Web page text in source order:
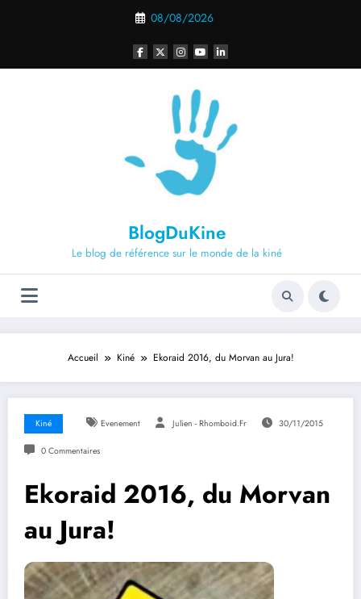
08/08/2026
BlogDuKine
Le blog de référence sur le monde de la kiné
Accueil Kiné Ekoraid 2016, du Morvan au Jura!
Kiné Evenement Julien - Rhomboid.fr 30/11/2015
0 Commentaires
Ekoraid 2016, du Morvan
au Jura!